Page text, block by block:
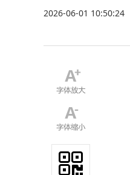
2026-06-01 10:50:24